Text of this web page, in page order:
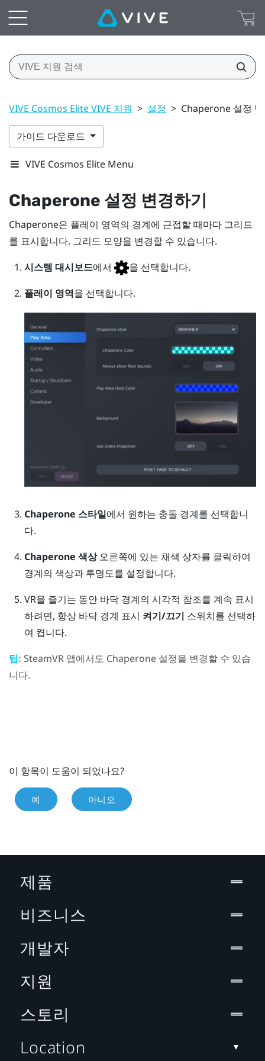
VIVE Cosmos Elite VIVE 지원 > 설정 > Chaperone 설정
가이드 다운로드
VIVE Cosmos Elite Menu
Chaperone 설정 변경하기
Chaperone은 플레이 영역의 경계에 근접할 때마다 그리드
를 표시합니다. 그리드 모양을 변경할 수 있습니다.
시스템 대시보드에서 을 선택합니다.
플레이 영역을 선택합니다.
Chaperone 스타일에서 원하는 충돌 경계를 선택합니
다.
Chaperone 색상오른쪽에 있는 채색 상자를 클릭하여
경계의 색상과 투명도를 설정합니다.
VR을 즐기는 동안 바닥 경계의 시각적 참조를 계속 표시
하려면, 항상 바닥 경계 표시 켜기/끄기 스위치를 선택하
여 켭니다.
팁: SteamVR 앱에서도 Chaperone 설정을 변경할 수 있습
니다.
이 항목이 도움이 되었나요?
예 아니오
제품
비즈니스
개발자
지원
스토리
Location